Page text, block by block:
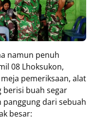
namun penuh
08 Lhoksukon,
pemeriksaan, alat
berisi buah segar
dari sebuah
besar: